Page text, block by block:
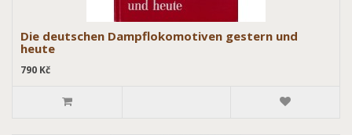
Die deutschen Dampflokomotiven gestern und
heute
790 Kč